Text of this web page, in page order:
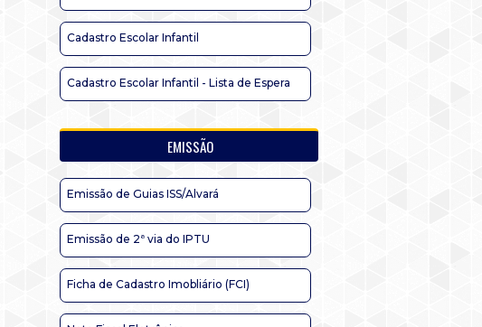
Cadastro Escolar Infantil
Cadastro Escolar Infantil - Lista de Espera
EMISSÃO
Emissão de Guias ISS/Alvará
Emissão de 2ª via do IPTU
Ficha de Cadastro Imobliário (FCI)